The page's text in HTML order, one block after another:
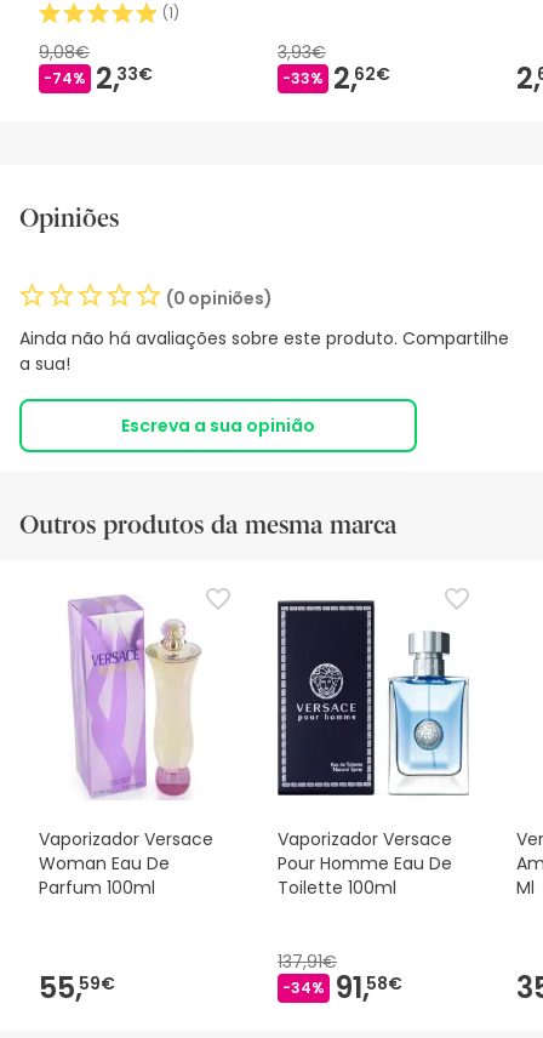
(1)
9,08€
-74% 2,33€
3,93€
-33% 2,62€ 2,
Opiniões
(0 opiniões)
Ainda não há avaliações sobre este produto. Compartilhe
a sua!
Escreva a sua opinião
Outros produtos da mesma marca
Vaporizador Versace
Woman Eau De
Parfum 100ml
55,59€
Vaporizador Versace
Pour Homme Eau De
Toilette 100ml
137,91€
-34% 91,58€
Ml